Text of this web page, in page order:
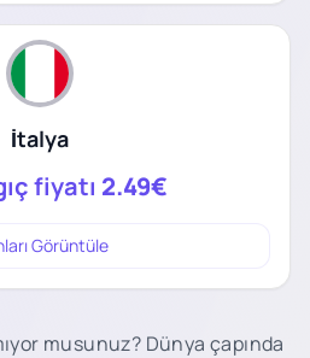
İtalya
fiyatı 2.49€
Görüntüle
musunuz? Dünya çapında